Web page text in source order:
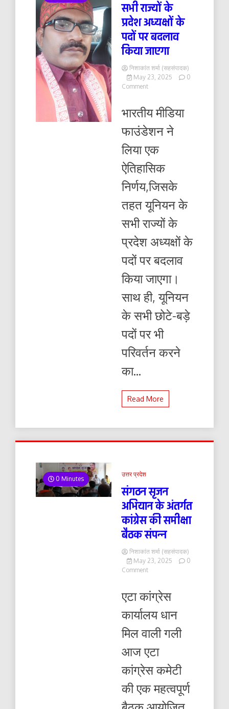
सभी राज्यों के
प्रदेश अध्यक्षों के
पदों पर बदलाव
किया जाएगा
निशाकांत शर्मा (सहसंपादक)
May 23, 2025
0
Commenton
के
अध्यक्षों
पदों
बदलाव
जाएगा
भारतीय मीडिया
फाउंडेशन ने
लिया एक
ऐतिहासिक
निर्णय,जिसके
तहत यूनियन के
सभी राज्यों के
प्रदेश अध्यक्षों के
पदों पर बदलाव
किया जाएगा।
साथ ही, यूनियन
के सभी छोटे-बड़े
पदों पर भी
परिवर्तन करने
का...
Read More
0 Minutes
उत्तर प्रदेश
संगठन सृजन
अभियान के अंतर्गत
कांग्रेस की समीक्षा
बैठक संपन्न
निशाकांत शर्मा (सहसंपादक)
May 23, 2025
0
Commenton
सृजन
अभियान
अंतर्गत
की
बैठक
एटा कांग्रेस
कार्यालय धान
मिल वाली गली
आज एटा
कांग्रेस कमेटी
की एक महत्वपूर्ण